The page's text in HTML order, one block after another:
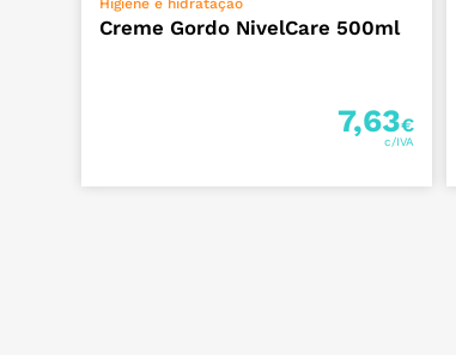
Creme Gordo NivelCare 500ml
7,63€